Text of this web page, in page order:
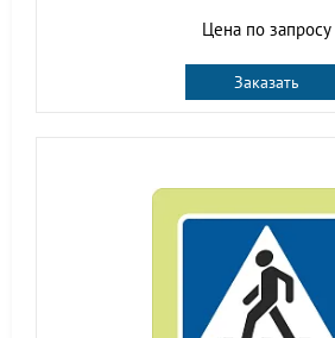
Цена по запросу
Заказать